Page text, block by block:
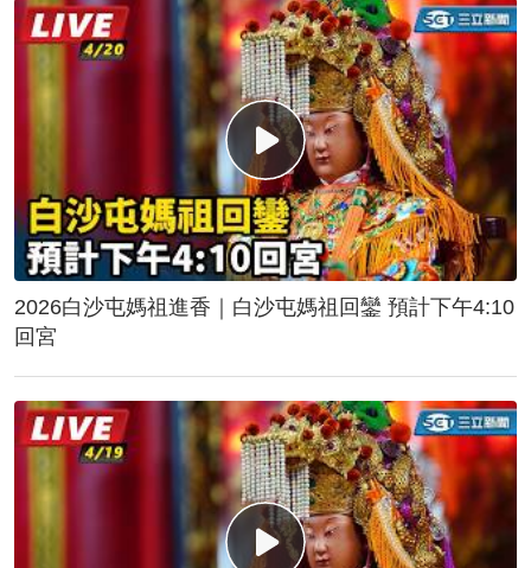
2026白沙屯媽祖進香｜白沙屯媽祖回鑾 預計下午4:10
回宮